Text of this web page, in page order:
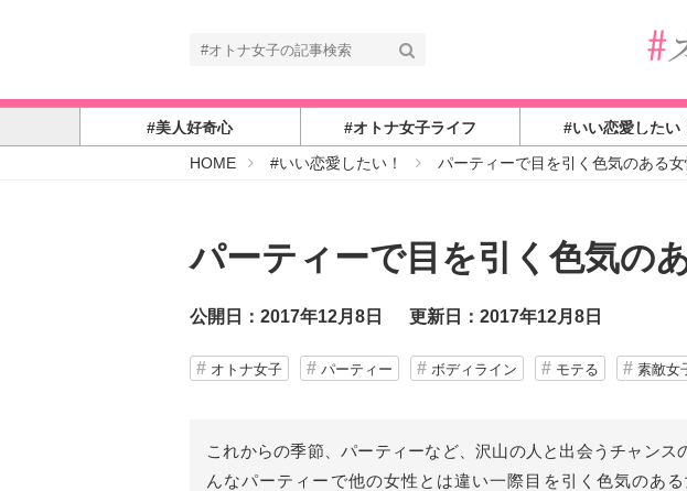
#美人好奇心 #オトナ女子ライフ #いい恋愛したい
HOME#
#いい恋愛したい！ パーティーで目を引く色気のある
パーティーで目を引く色気の
公開日：2017年12月8日 更新日：2017年12月8日
オトナ女子 パーティー ボディライン モテる 素敵女
これからの季節、パーティーなど、沢山の人と出会うチャン
んなパーティーで他の女性とは違い一際目を引く色気のあ